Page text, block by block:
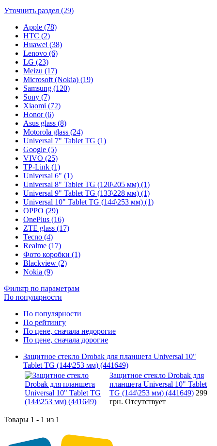
Уточнить раздел (29)
Apple (78)
HTC (2)
Huawei (38)
Lenovo (6)
LG (23)
Meizu (17)
Microsoft (Nokia) (19)
Samsung (120)
Sony (7)
Xiaomi (72)
Honor (6)
Asus glass (8)
Motorola glass (24)
Universal 7" Tablet TG (1)
Google (5)
VIVO (25)
TP-Link (1)
Universal 6" (1)
Universal 8" Tablet TG (120\205 мм) (1)
Universal 9" Tablet TG (133\228 мм) (1)
Universal 10" Tablet TG (144\253 мм) (1)
OPPO (29)
OnePlus (16)
ZTE glass (17)
Tecno (4)
Realme (17)
Фото коробки (1)
Blackview (2)
Nokia (9)
Фильтр по параметрам
По популярности
По популярности
По рейтингу
По цене, сначала недорогие
По цене, сначала дорогие
Защитное стекло Drobak для планшета Universal 10"
Tablet TG (144\253 мм) (441649)
Защитное стекло Drobak для
планшета Universal 10" Tablet
TG (144\253 мм) (441649) 299
грн. Отсутствует
Товары 1 - 1 из 1